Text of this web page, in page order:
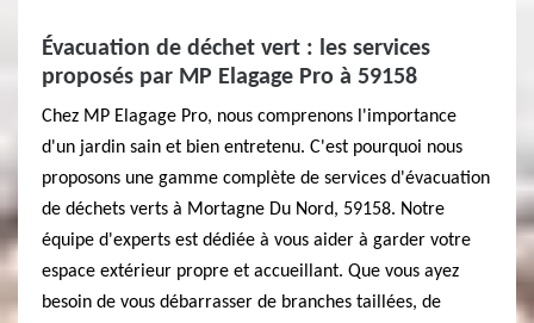
Évacuation de déchet vert : les services
proposés par MP Elagage Pro à 59158
Chez MP Elagage Pro, nous comprenons l'importance
d'un jardin sain et bien entretenu. C'est pourquoi nous
proposons une gamme complète de services d'évacuation
de déchets verts à Mortagne Du Nord, 59158. Notre
équipe d'experts est dédiée à vous aider à garder votre
espace extérieur propre et accueillant. Que vous ayez
besoin de vous débarrasser de branches taillées, de